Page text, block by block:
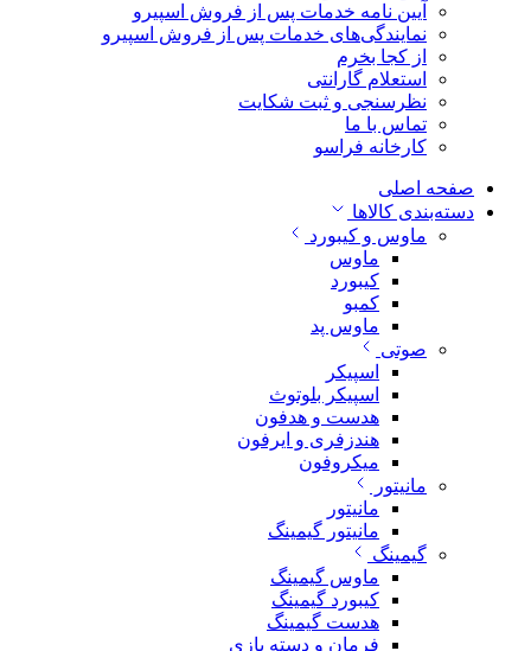
آیین نامه خدمات پس از فروش اسپیرو
نمایندگی‌های خدمات پس از فروش اسپیرو
از کجا بخرم
استعلام گارانتی
نظرسنجی و ثبت شکایت
تماس با ما
کارخانه فراسو
صفحه اصلی
دسته‌بندی کالاها
ماوس و کیبورد
ماوس
کیبورد
کمبو
ماوس پد
صوتی
اسپیکر
اسپیکر بلوتوث
هدست و هدفون
هندزفری و ایرفون
میکروفون
مانیتور
مانیتور
مانیتور گیمینگ
گیمینگ
ماوس گیمینگ
کیبورد گیمینگ
هدست گیمینگ
فرمان و دسته بازی